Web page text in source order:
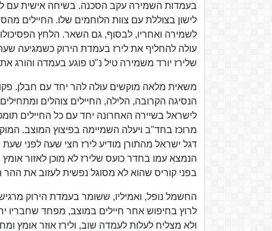
בעמדות השמירה עקב הסכנה. בשיחה אישית עם
לישון בצוללת עם צוות הלוחמים שלו. החיילים
לשמירה ואחריו, לבסוף, גם השאר. הלחץ
עולה להחליף את לירז בעמדת הירוק כשמגיעה
שלירז יורד משמירה טיל נ"ט פוגע בעמדה והורג
משאית מלאה מוקשים עולה להר יחד עם חבלן.
הנסיגה הקרובה, הלילה, החיילים צוהלים
מרוכז בחד"ב ויעלה השמיימה בפיצוץ המוצב.
דגל ישראל מהתורן מודיע לירז חצי שעה לפני
הנמצא עמו בחדר כועס שלירז לא מוכן לאזור
בפני קוריס שהוא לא מסוגל נפשית לעזוב את
החשמל נופל, ואמיליו, ששומר בעמדת הירוק
לרוץ בחיפוש אחר חיילים במוצב, מפחד שחבריו
ולא מצליח לעלות לעמדה שוב, ולירז אוזר אומץ